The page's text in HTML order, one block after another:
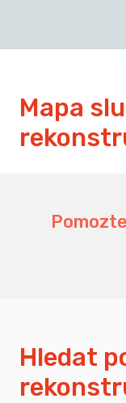
Mapa
Hledat